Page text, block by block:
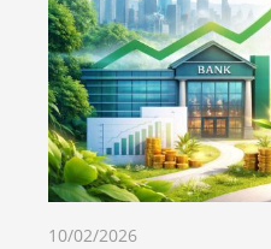
10/02/2026